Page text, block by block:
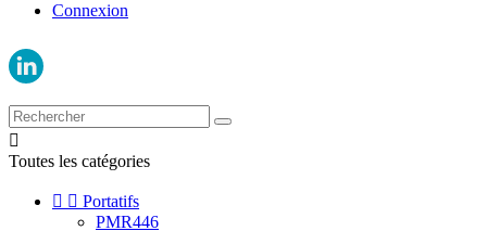
Connexion

Toutes les catégories
  Portatifs
PMR446